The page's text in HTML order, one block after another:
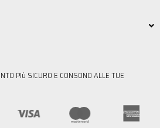
PIù SICURO E CONSONO ALLE TUE